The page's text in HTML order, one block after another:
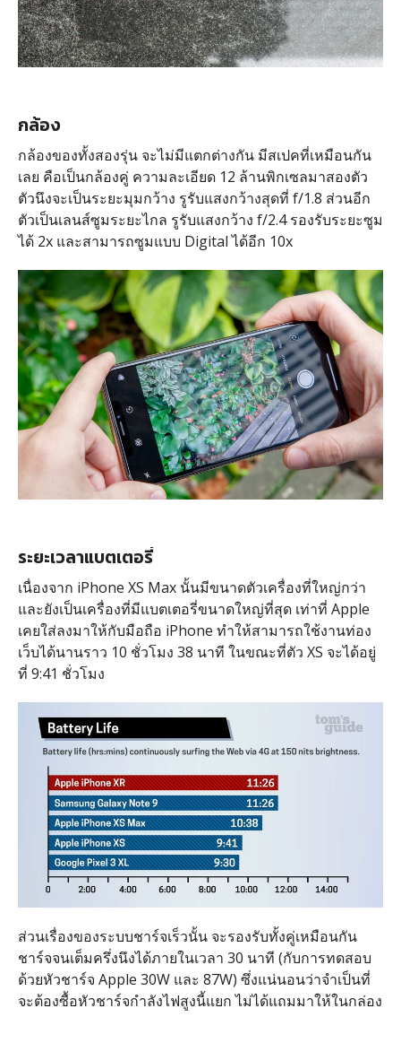
กล้อง
กล้องของทั้งสองรุ่น จะไม่มีแตกต่างกัน มีสเปคที่เหมือนกัน
เลย คือเป็นกล้องคู่ ความละเอียด 12 ล้านพิกเซลมาสองตัว
ตัวนึงจะเป็นระยะมุมกว้าง รูรับแสงกว้างสุดที่ f/1.8 ส่วนอีก
ตัวเป็นเลนส์ซูมระยะไกล รูรับแสงกว้าง f/2.4 รองรับระยะซูม
ได้ 2x และสามารถซูมแบบ Digital ได้อีก 10x
ระยะเวลาแบตเตอรี่
เนื่องจาก iPhone XS Max นั้นมีขนาดตัวเครื่องที่ใหญ่กว่า
และยังเป็นเครื่องที่มีแบตเตอรี่ขนาดใหญ่ที่สุด เท่าที่ Apple
เคยใส่ลงมาให้กับมือถือ iPhone ทำให้สามารถใช้งานท่อง
เว็บได้นานราว 10 ชั่วโมง 38 นาที ในขณะที่ตัว XS จะได้อยู่
ที่ 9:41 ชั่วโมง
ส่วนเรื่องของระบบชาร์จเร็วนั้น จะรองรับทั้งคู่เหมือนกัน
ชาร์จจนเต็มครึ่งนึงได้ภายในเวลา 30 นาที (กับการทดสอบ
ด้วยหัวชาร์จ Apple 30W และ 87W) ซึ่งแน่นอนว่าจำเป็นที่
จะต้องซื้อหัวชาร์จกำลังไฟสูงนี้แยก ไม่ได้แถมมาให้ในกล่อง